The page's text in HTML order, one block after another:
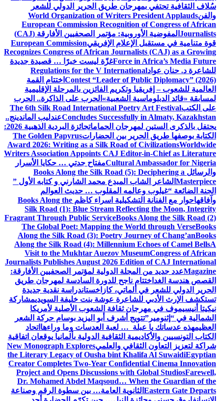
سُلاف الثقافية تحتفي بمهرجان طريق الحرير الدولي للشعر
والفنWorld Organization of Writers President Applauds
European Commission Recognition of Congress of African
Journalists
المفوضية الأوروبية: مؤتمر الصحفيين الأفارقة (CAJ)
قوة متنامية في مستقبل الإعلام الإفريقيEuropean Commission
Recognizes Congress of African Journalists (CAJ) as a Growing
Force in Africa’s Media Futureغزّة ليست خبرًا … قصيدة جديدة
للشاعرة د. حنان عوادRegulations for the V International
Contest “Leader of Public Diplomacy” (2026) اختتام القمة
العالمية للشعوب – إفريقيا وتكريم الفائزين بالمرحلة الإقليمية
لمسابقة «قائد الدبلوماسية الشعبية» الحرب على الذاكرة.. الحرب
على الكتبThe 6th Silk Road International Poetry Art Festival
Concludes Successfully in Almaty, Kazakhstanعندليب الماندينج..
يحتفل بالذكرى الستين لمهرجان الحمامات
جائزة البردية الذهبية 2026:
الكتابة بوصفها طريق الحرير بين الحضاراتThe Golden Papyrus
Award 2026: Writing as a Silk Road of CivilizationsWorldwide
Writers Association Appoints CAJ Editor-in-Chief as Literature
Cultural Ambassador for Nigeriaمفتاح جدتي … حكايا الأسرار
والرسائل Books Along the Silk Road (5): Deciphering a
Masterpiece الشاعر الشاب المبدع محمد الشارني و كتابه الأول ”
الجنة الضائعة “غيلوب وعالمه المقلوب … حديث العوالم
وآفاقهاحوار مع الفنانة التشكيلية اسراء كاظم Books Along the
Silk Road (1): Blue Stream Reflecting the Moon, Integrity
Fragrant Through Public ServiceBooks Along the Silk Road (2)
The Global Poet: Mapping the World through VerseBooks
Along the Silk Road (3): Poetry Journey of Chang’anBooks
Along the Silk Road (4): Millennium Echoes of Camel BellsA
Visit to the Mukhtar Auezov MuseumCongress of African
Journalists Publishes August 2026 Edition of CAJ International
Magazineعدد جديد من المجلة الدولية لمؤتمر الصحفيين الأفارقة:
القصص هندسة الغد اختتام ناجح للدورة السادسة لمهرجان طريق
الحرير الدولي للشعر في ألماتي، كازاخستاندراسة نقدية جديدة
تستكشف الإرث الأدبي للشاعرة عوشة بنت خليفة السويديمشاركة
نيكيتا أنيسيموف في مهرجان ثقافة الشعوب الأصلية لأمريكا
الشمالية في “إثنومير”تتويج أشرف أبو اليزيد بوسام حركة الشعر
العظيمهذه عدساتك يا عبلة … لعبة العدسات وما وراءها اتحاد
الكتاب التونسيين والأكاديمية الثقافية الدولية بألمانيا يوقعان اتفاقية
شراكة لتعزيز التعاون الثقافي والعلميNew Monograph Explores
the Literary Legacy of Ousha bint Khalifa Al SuwaidiEgyptian
Creator Completes Two-Year Confidential Cinema Innovation
Project and Opens Discussions with Global StudiosFarewell,
Dr. Mohamed Abdel Maqsoud… When the Guardian of the
Eastern Gate Departs الثانوية العامة… بين سطوة الرقم وصناعة